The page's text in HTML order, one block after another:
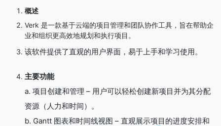
概述
Verk 是一款基于云端的项目管理和团队协作工具，旨在帮助企
业和组织更高效地规划和执行项目。
该软件提供了直观的用户界面，易于上手和学习使用。
主要功能
a. 项目创建和管理 – 用户可以轻松创建新项目并为其分配
资源（人力和时间）。
b. Gantt 图表和时间线视图 – 直观展示项目的进度安排和